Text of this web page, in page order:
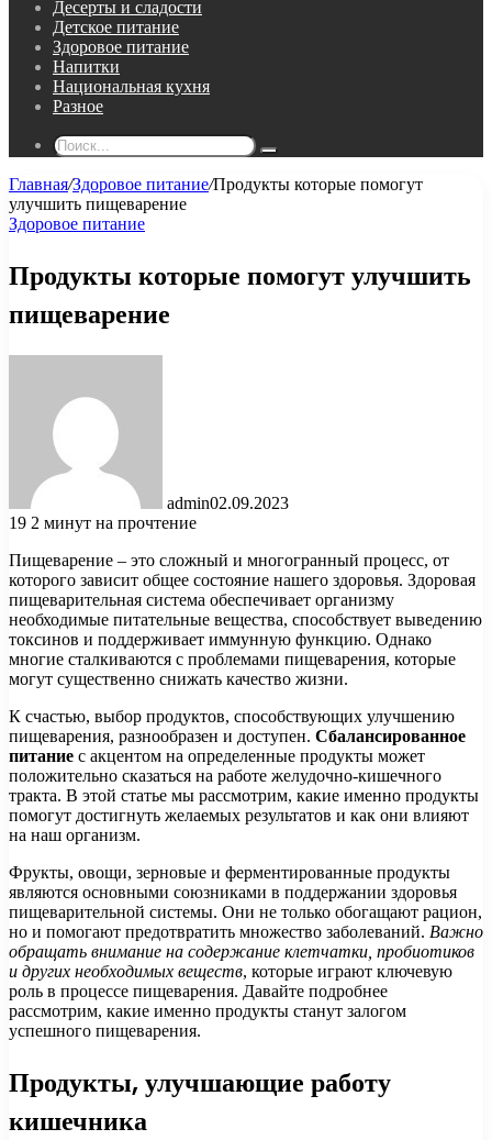
Десерты и сладости
Детское питание
Здоровое питание
Напитки
Национальная кухня
Разное
Поиск...
Главная/Здоровое питание/Продукты которые помогут
улучшить пищеварение
Здоровое питание
Продукты которые помогут улучшить
пищеварение
admin02.09.2023
19 2 минут на прочтение
Пищеварение – это сложный и многогранный процесс, от
которого зависит общее состояние нашего здоровья. Здоровая
пищеварительная система обеспечивает организму
необходимые питательные вещества, способствует выведению
токсинов и поддерживает иммунную функцию. Однако
многие сталкиваются с проблемами пищеварения, которые
могут существенно снижать качество жизни.
К счастью, выбор продуктов, способствующих улучшению
пищеварения, разнообразен и доступен. Сбалансированное
питание с акцентом на определенные продукты может
положительно сказаться на работе желудочно-кишечного
тракта. В этой статье мы рассмотрим, какие именно продукты
помогут достигнуть желаемых результатов и как они влияют
на наш организм.
Фрукты, овощи, зерновые и ферментированные продукты
являются основными союзниками в поддержании здоровья
пищеварительной системы. Они не только обогащают рацион,
но и помогают предотвратить множество заболеваний. Важно
обращать внимание на содержание клетчатки, пробиотиков
и других необходимых веществ, которые играют ключевую
роль в процессе пищеварения. Давайте подробнее
рассмотрим, какие именно продукты станут залогом
успешного пищеварения.
Продукты, улучшающие работу
кишечника